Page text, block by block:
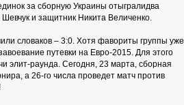
за сборную Украины отыгралидва
и защитник Никита Величенко.
словаков – 3:0. Хотя фавориты группы уже
путевки на Евро-2015. Для этого
элит-раунда. Сегодня, 23 марта, сборная
а 26-го числа проведет матч против